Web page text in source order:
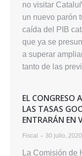
no visitar
un nuevo parón
caída del PIB
que ya se
a superar
tanto de las
EL CONGRESO
LAS TASAS
ENTRARÁN EN
Fiscal 30 julio, 2020
La Comisión de